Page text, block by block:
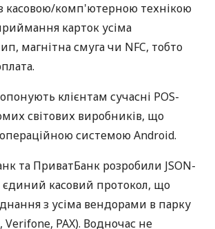
з касовою/комп'ютерною технікою
карток усіма
магнітна смуга чи NFC, тобто
клієнтам сучасні POS-
світових виробників, що
системою Android.
та ПриватБанк розробили JSON-
касовий протокол, що
з усіма вендорами в парку
Verifone, PAX). Водночас не